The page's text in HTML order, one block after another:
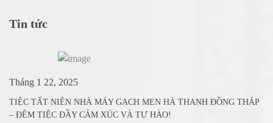
Tin tức
Tháng 1 22, 2025
TIỆC TẤT NIÊN NHÀ MÁY GẠCH MEN HÀ THANH ĐỒNG THÁP
– ĐÊM TIỆC ĐẦY CẢM XÚC VÀ TỰ HÀO!